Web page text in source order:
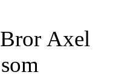
Axel